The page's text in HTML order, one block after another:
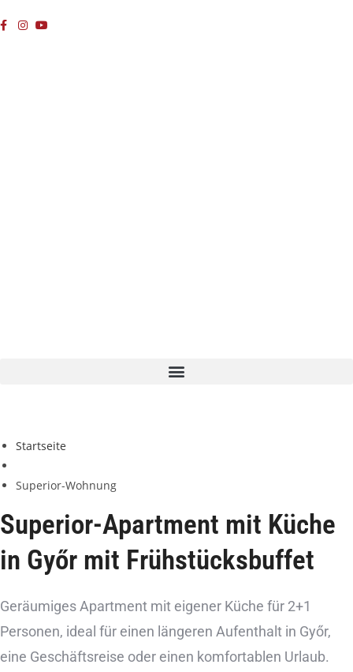
Startseite
Superior-Wohnung
Superior-Apartment mit Küche
in Győr mit Frühstücksbuffet
Geräumiges Apartment mit eigener Küche für 2+1
Personen, ideal für einen längeren Aufenthalt in Győr,
eine Geschäftsreise oder einen komfortablen Urlaub.